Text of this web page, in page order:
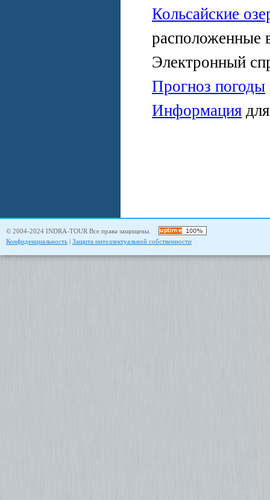
Кольсайские
расположенные
Электронный
Прогноз погоды
Информация
© 2004-2024 INDRA-TOUR Все права защищены.
Конфиденциальность | Защита интеллектуальной собственности